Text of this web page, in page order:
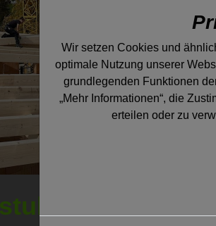
Wir setzen Cookies und
optimale Nutzung unserer
grundlegenden Funktionen
„Mehr Informationen“, die
erteilen oder zu
/